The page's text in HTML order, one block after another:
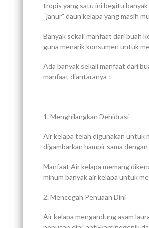
tropis yang satu ini begitu
“janur” daun kelapa yang masih
Banyak sekali manfaat dari buah
guna menarik konsumen untuk
Ada banyak sekali manfaat dari
manfaat diantaranya :
1. Menghilangkan Dehidrasi
Air kelapa telah digunakan untuk
digambarkan hampir sama
Manfaat Air kelapa memang
minum banyak air kelapa untuk
2. Mencegah Penuaan Dini
Air kelapa mengandung asam